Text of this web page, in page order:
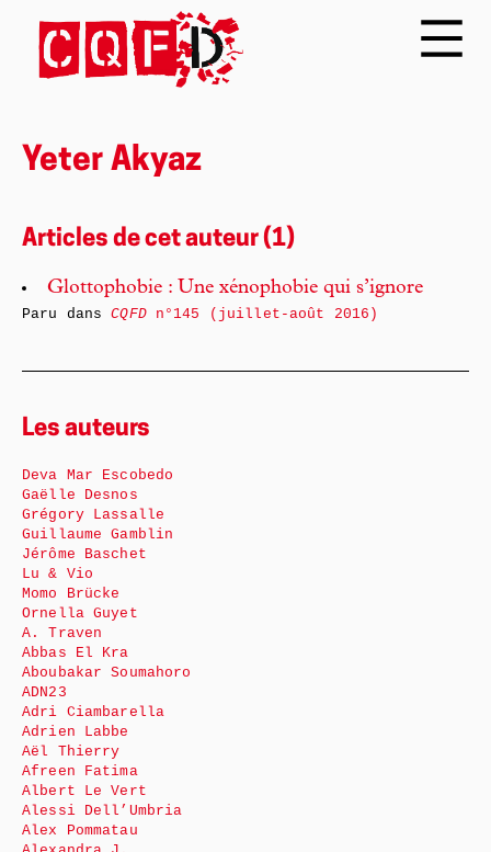
Yeter Akyaz
Articles de cet auteur (1)
Glottophobie : Une xénophobie qui s’ignore
Paru dansCQFDn°145 (juillet-août 2016)
Les auteurs
Deva Mar Escobedo
Gaëlle Desnos
Grégory Lassalle
Guillaume Gamblin
Jérôme Baschet
Lu & Vio
Momo Brücke
Ornella Guyet
A. Traven
Abbas El Kra
Aboubakar Soumahoro
ADN23
Adri Ciambarella
Adrien Labbe
Aël Thierry
Afreen Fatima
Albert Le Vert
Alessi Dell’Umbria
Alex Pommatau